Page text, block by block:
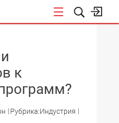
к
Рубрика:Индустрия